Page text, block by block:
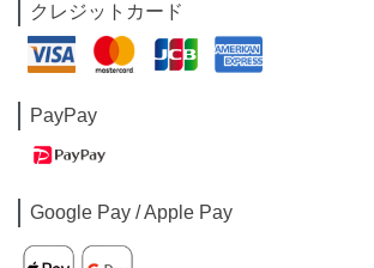
クレジットカード
PayPay
Google Pay / Apple Pay